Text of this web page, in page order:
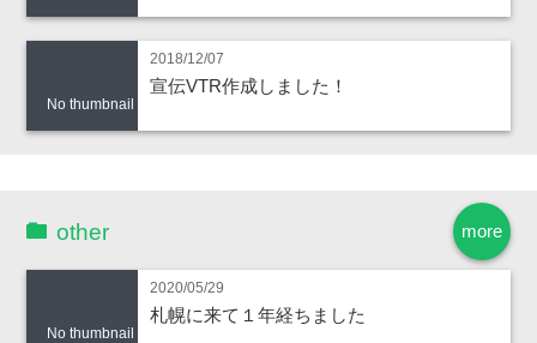
No thumbnail
2018/12/07
宣伝VTR作成しました！
more
other
No thumbnail
2020/05/29
札幌に来て１年経ちました